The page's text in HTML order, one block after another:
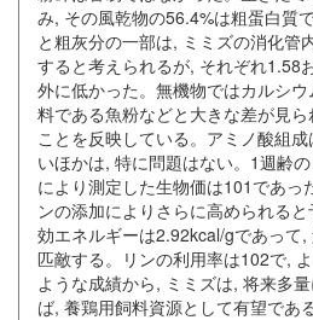
み, その風乾物の56.4%は粗蛋白質
と粗灰分の一部は, ミミズの消化管
すると考えられるが, それぞれ1.58
外に低かった。無機物ではカルシ
料である魚粉などと大きな差が見
ことを反映している。アミノ酸組
いほかは, 特に問題はない。1週齢
により測定した生物価は101であっ
ンの添加によりさらに高められる
効エネルギーは2.92kcal/gであって
匹敵する。リンの利用率は102で,
ような成績から, ミミズは, 将来多
ば, 養鶏用飼料資源として有望であ